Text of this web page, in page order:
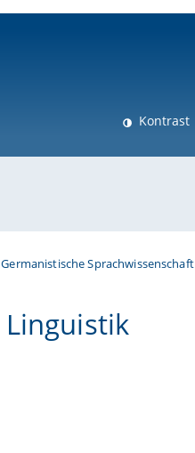
Kontrast
Sprachwissenschaft